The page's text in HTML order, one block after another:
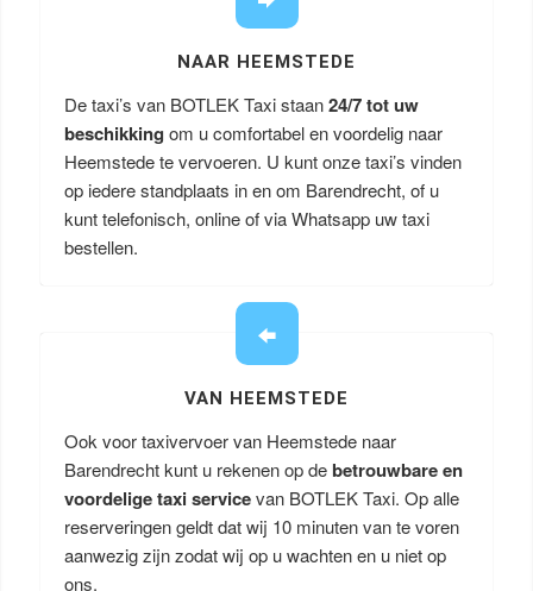
NAAR HEEMSTEDE
De taxi’s van BOTLEK Taxi staan24/7 tot uw
beschikking om u comfortabel en voordelig naar
Heemstede te vervoeren. U kunt onze taxi’s vinden
op iedere standplaats in en om Barendrecht, of u
kunt telefonisch, online of via Whatsapp uw taxi
bestellen.
VAN HEEMSTEDE
Ook voor taxivervoer van Heemstede naar
Barendrecht kunt u rekenen op debetrouwbare en
voordelige taxi servicevan BOTLEK Taxi. Op alle
reserveringen geldt dat wij 10 minuten van te voren
aanwezig zijn zodat wij op u wachten en u niet op
ons.